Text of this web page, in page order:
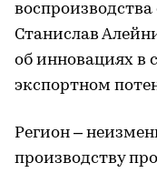
Станислав
об инновациях в
экспортном
Регион –
производству